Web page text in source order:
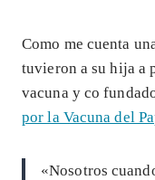
Como me cuenta
tuvieron a su hija a
vacuna y co
por la Vacuna del
«Nosotros